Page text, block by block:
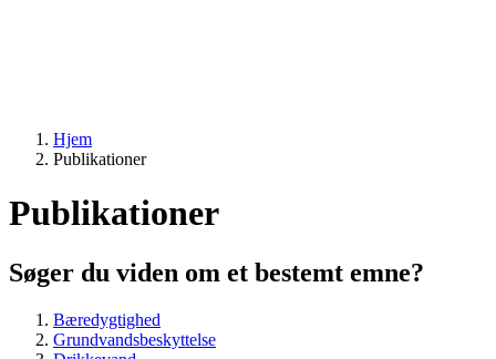
Hjem
Publikationer
Publikationer
Søger du viden om et bestemt emne?
Bæredygtighed
Grundvandsbeskyttelse